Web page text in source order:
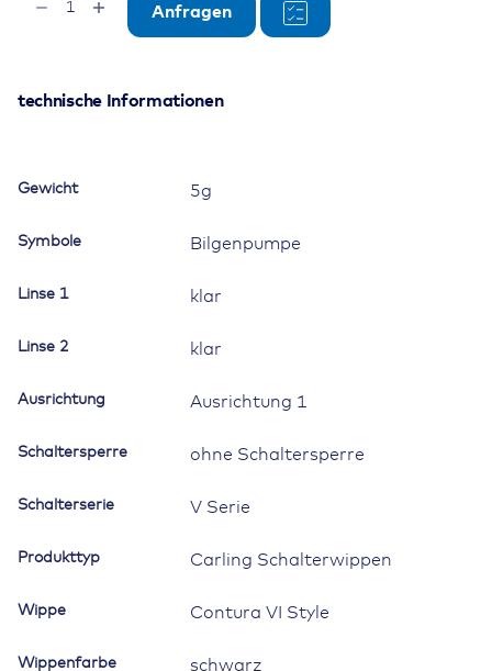
glanzverchromter
ovale
schmale
klar,
"Bilgenpumpe"
Anfragen
technische Informationen
Gewicht 5g
Symbole Bilgenpumpe
Linse 1 klar
Linse 2 klar
Ausrichtung Ausrichtung 1
Schaltersperre ohne Schaltersperre
Schalterserie V Serie
Produkttyp Carling Schalterwippen
Wippe Contura VI Style
Wippenfarbe schwarz